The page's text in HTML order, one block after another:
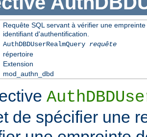
Requête SQL servant à vérifier une
identifiant d'authentification.
AuthDBDUserRealmQuery requête
répertoire
Extension
mod_authn_dbd
de spécifier une